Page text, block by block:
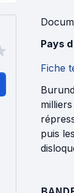
Pays
Fiche
puis